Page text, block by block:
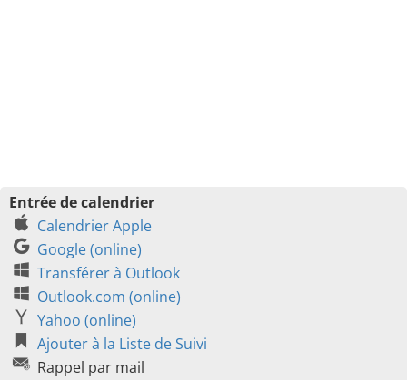
Entrée de calendrier
Calendrier Apple
Google (online)
Transférer à Outlook
Outlook.com (online)
Yahoo (online)
Ajouter à la Liste de Suivi
Rappel par mail